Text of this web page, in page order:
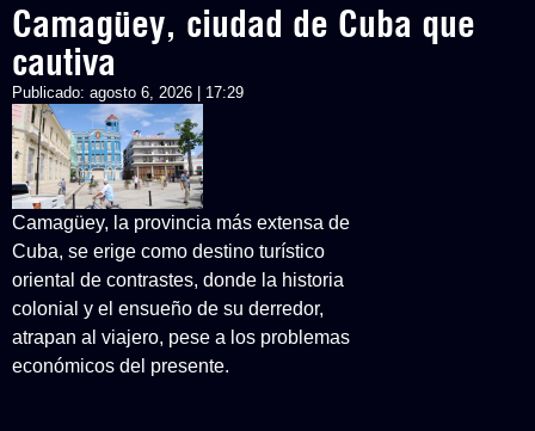
Camagüey, ciudad de Cuba que
cautiva
Publicado: agosto 6, 2026 | 17:29
Camagüey, la provincia más extensa de
Cuba, se erige como destino turístico
oriental de contrastes, donde la historia
colonial y el ensueño de su derredor,
atrapan al viajero, pese a los problemas
económicos del presente.